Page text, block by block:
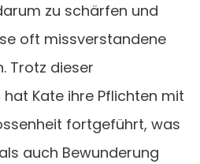
zu schärfen und
oft missverstandene
Trotz dieser
Kate ihre Pflichten mit
fortgeführt, was
auch Bewunderung